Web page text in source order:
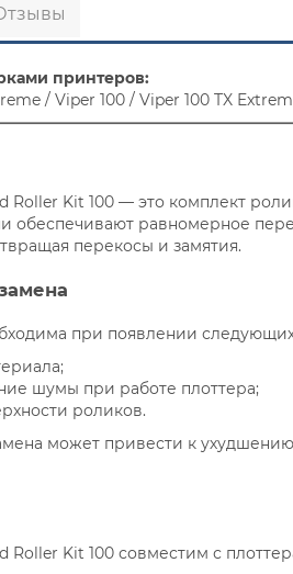
принтеров:
/ Viper 100 / Viper 100 TX
Roller Kit 100 — это комплект
обеспечивают равномерное
перекосы и замятия.
при появлении
шумы при работе плоттера;
роликов.
может привести к
Roller Kit 100 совместим с